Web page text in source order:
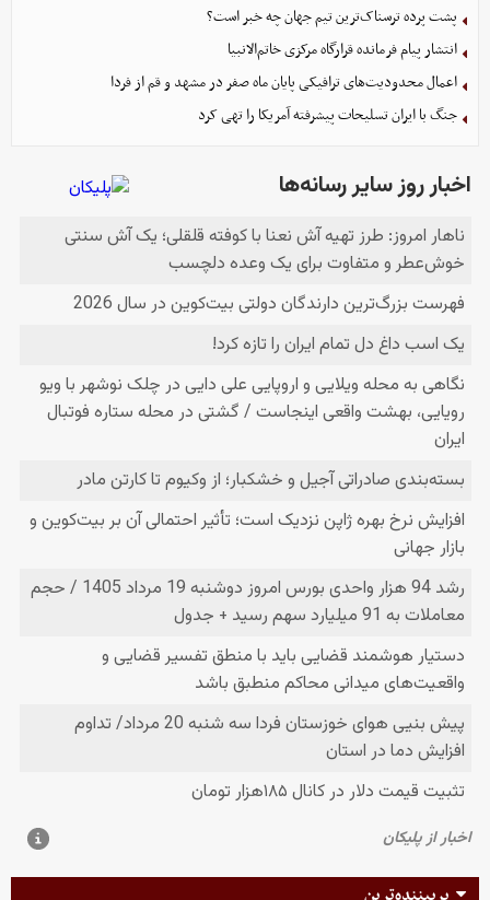
پشت پرده ترسناک‌ترین تیم جهان چه خبر است؟
انتشار پیام فرمانده قرارگاه مرکزی خاتم‌الانبیا
اعمال محدودیت‌های ترافیکی پایان ماه صفر در مشهد و قم از فردا
جنگ با ایران تسلیحات پیشرفته آمریکا را تهی کرد